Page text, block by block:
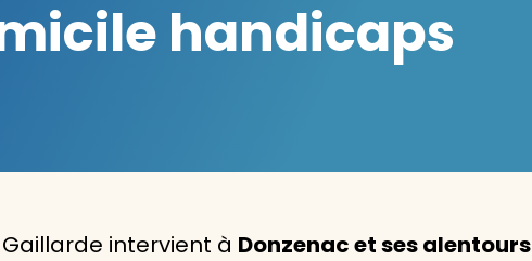
handicaps
Gaillarde intervient à Donzenac et ses alentours